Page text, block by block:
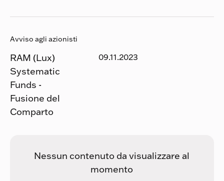
Avviso agli azionisti
RAM (Lux)
Systematic
Funds -
Fusione del
Comparto
09.11.2023
Nessun contenuto da visualizzare al
momento